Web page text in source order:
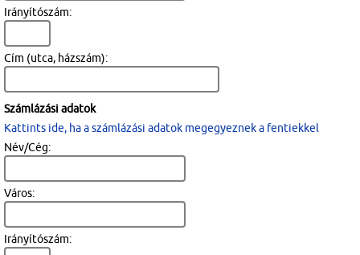
Irányítószám:
Cím (utca, házszám):
Számlázási adatok
Kattints ide, ha a számlázási adatok megegyeznek a fentiekkel
Név/Cég:
Város:
Irányítószám: